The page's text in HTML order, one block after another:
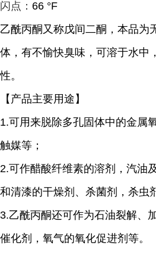
闪点： 66 °F
乙酰丙酮又称戊间二酮， 本品为
体，有不愉快臭味， 可溶于水中
性。
【产品主要用途】
1.可用来脱除多孔固体中的金属
触媒等；
2.可作醋酸纤维素的溶剂，汽油
和清漆的干燥剂、杀菌剂，杀虫
3.乙酰丙酮还可作为石油裂解、
催化剂，氧气的氧化促进剂等。